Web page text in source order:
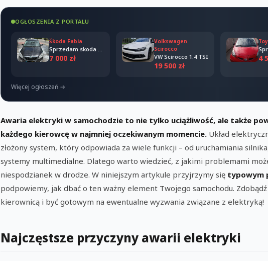
OGŁOSZENIA Z PORTALU
Škoda Fabia
Sprzedam skoda Fabia combi 2011
7 000 zł
Volkswagen
Scirocco
VW Scirocco 1.4 TSI
19 500 zł
4
Więcej ogłoszeń →
Awaria elektryki w samochodzie to nie tylko uciążliwość, ale także
każdego kierowcę w najmniej oczekiwanym momencie. Układ
złożony system, który odpowiada za wiele funkcji – od uruchamiania
systemy multimedialne. Dlatego warto wiedzieć, z jakimi problemami
niespodzianek w drodze. W niniejszym artykule przyjrzymy się typowym
podpowiemy, jak dbać o ten ważny element Twojego samochodu.
kierownicą i być gotowym na ewentualne wyzwania związane z elektryką!
Najczęstsze przyczyny awarii elektryki